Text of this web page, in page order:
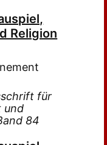
Religion
für
und
84